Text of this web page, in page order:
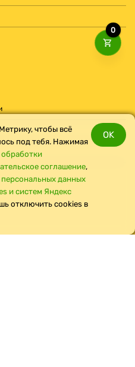
0
чтобы всё
под тебя. Нажимая
соглашение,
персональных данных
и систем Яндекс
отключить cookies в
OK